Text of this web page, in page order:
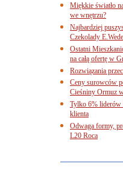
Miękkie światło
we wnętrzu?
Najbardziej
Czekolady
Ostatni
na całą ofertę w
Rozwiązania
Ceny surowców
Cieśniny Ormuz
Tylko 6% liderów
klienta
Odwaga formy,
L20 Roca